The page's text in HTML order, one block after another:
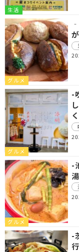
生活
グルメ
グルメ
-
グルメ
-
-